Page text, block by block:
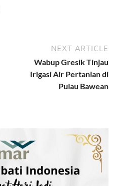
NEXT ARTICLE
Wabup Gresik Tinjau
Irigasi Air Pertanian di
Pulau Bawean